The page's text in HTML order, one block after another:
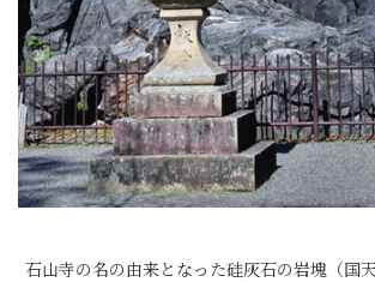
石山寺の名の由来となった硅灰石の岩塊（国